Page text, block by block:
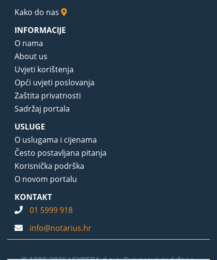
Kako do nas
INFORMACIJE
O nama
About us
Uvjeti korištenja
Opći uvjeti poslovanja
Zaštita privatnosti
Sadržaj portala
USLUGE
O uslugama i cijenama
Često postavljana pitanja
Korisnička podrška
O novom portalu
KONTAKT
01 5999 918
info@notarius.hr